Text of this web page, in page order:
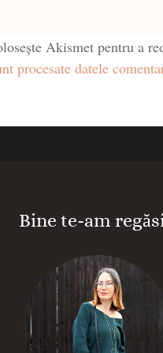
Akismet pentru a
procesate datele
Bine te-am